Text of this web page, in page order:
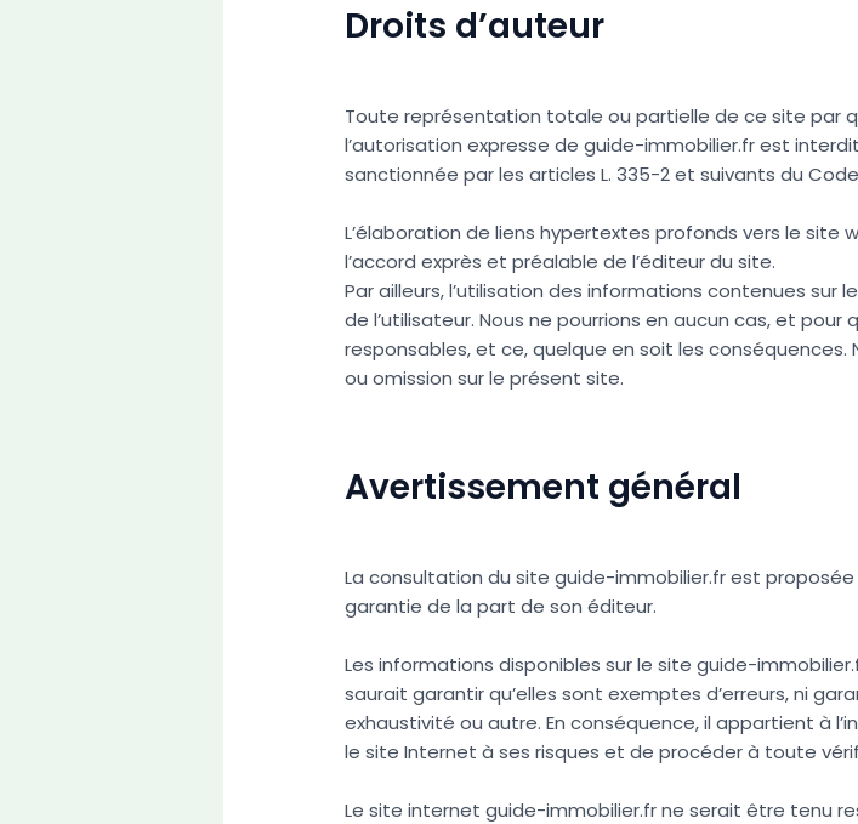
Droits d’auteur
Toute représentation totale ou partielle de ce site par
l’autorisation expresse de guide-immobilier.fr est
sanctionnée par les articles L. 335-2 et suivants du
L’élaboration de liens hypertextes profonds vers le site
l’accord exprès et préalable de l’éditeur du site.
Par ailleurs, l’utilisation des informations contenues
de l’utilisateur. Nous ne pourrions en aucun cas, et
responsables, et ce, quelque en soit les conséquences.
ou omission sur le présent site.
Avertissement général
La consultation du site guide-immobilier.fr est
garantie de la part de son éditeur.
Les informations disponibles sur le site guide-
saurait garantir qu’elles sont exemptes d’erreurs, ni
exhaustivité ou autre. En conséquence, il appartient à
le site Internet à ses risques et de procéder à toute
Le site internet guide-immobilier.fr ne serait être tenu